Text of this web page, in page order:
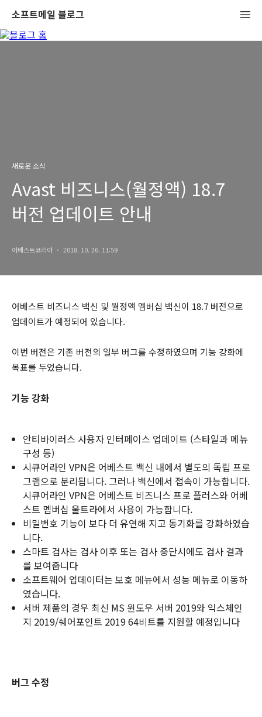
소프트메일 블로그
새로운 소식
Avast 비즈니스(월정액) 18.7
버전 업데이트 안내
어베스트코리아 2018. 10. 26. 11:59
어베스트 비즈니스 백신 및 월정액 멤버십 백신이 18.7 버전으로
업데이트가 예정되어 있습니다.
이번 버전은 기존 버전의 일부 버그를 수정하였으며 기능 강화에
목표를 두었습니다.
기능 강화
안티바이러스 사용자 인터페이스 업데이트 (스타일과 메뉴
구성 등)
시큐어라인 VPN은 어베스트 백신 내에서 별도의 독립 프로
그램으로 분리됩니다. 그러나 백신에서 접속이 가능합니다.
시큐어라인 VPN은 어베스트 비즈니스 프로 플러스와 어베
스트 멤버십 울트라에서 사용이 가능합니다.
비밀번호 기능이 보다 더 유연해 지고 동기화를 강화하였습
니다.
스마트 검사는 검사 이후 또는 검사 중단시에도 검사 결과
를 보여줍니다
소프트웨어 업데이터는 보호 메뉴에서 성능 메뉴로 이동하
였습니다.
서버 제품의 경우 최신 MS 윈도우 서버 2019와 익스체인
지 2019/쉐어포인트 2019 64비트를 지원할 예정입니다
버그 수정